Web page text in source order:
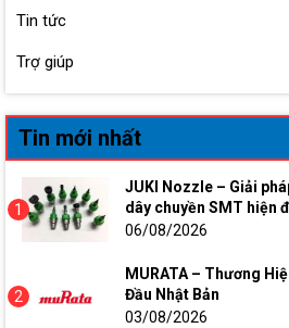
Tin tức
Trợ giúp
Tin mới nhất
1
JUKI Nozzle – Giải
dây chuyền SMT hiện
06/08/2026
2
MURATA – Thương
Đầu Nhật Bản
03/08/2026